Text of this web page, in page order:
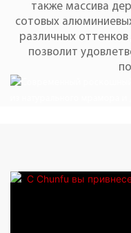
также массива
сотовых
различных
позволит